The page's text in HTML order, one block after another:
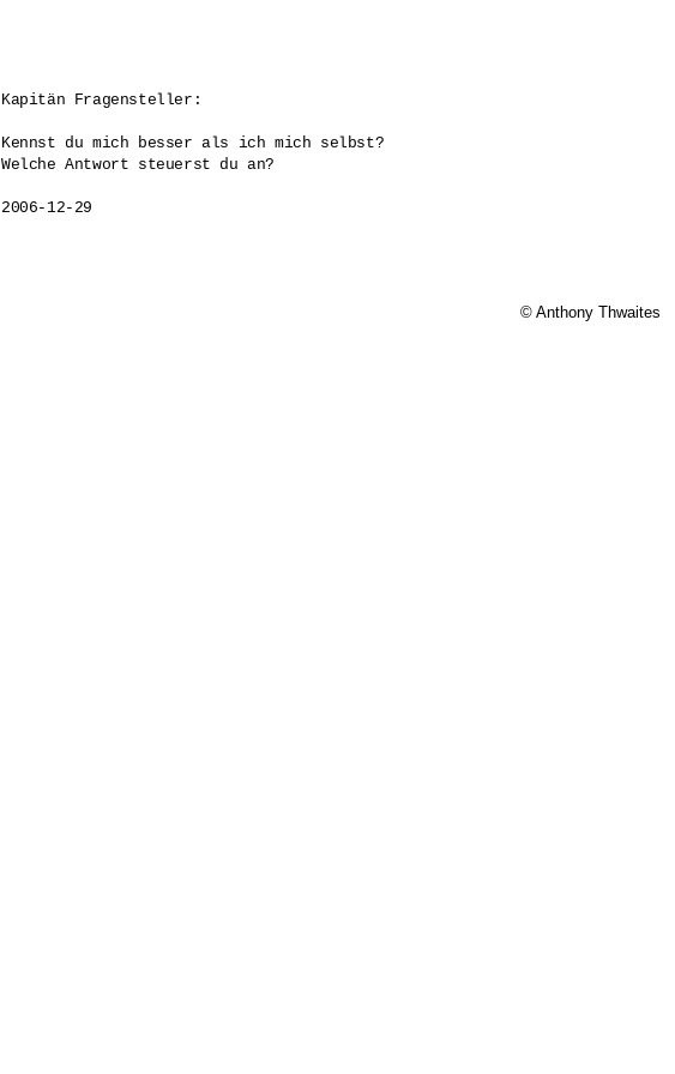
Kapitän Fragensteller:
Kennst du mich besser als ich mich selbst?
Welche Antwort steuerst du an?
© Anthony Thwaites